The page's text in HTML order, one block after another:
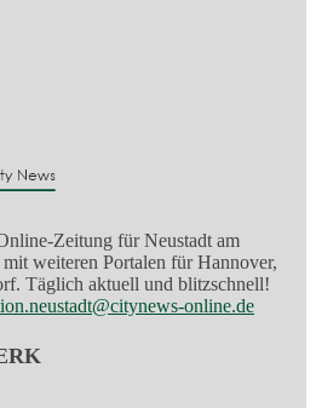
Zeitung für Neustadt am
weiteren Portalen für Hannover,
Täglich aktuell und blitzschnell!
online.de